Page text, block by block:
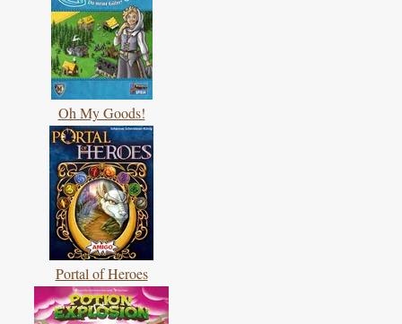
Oh My Goods!
Portal of Heroes